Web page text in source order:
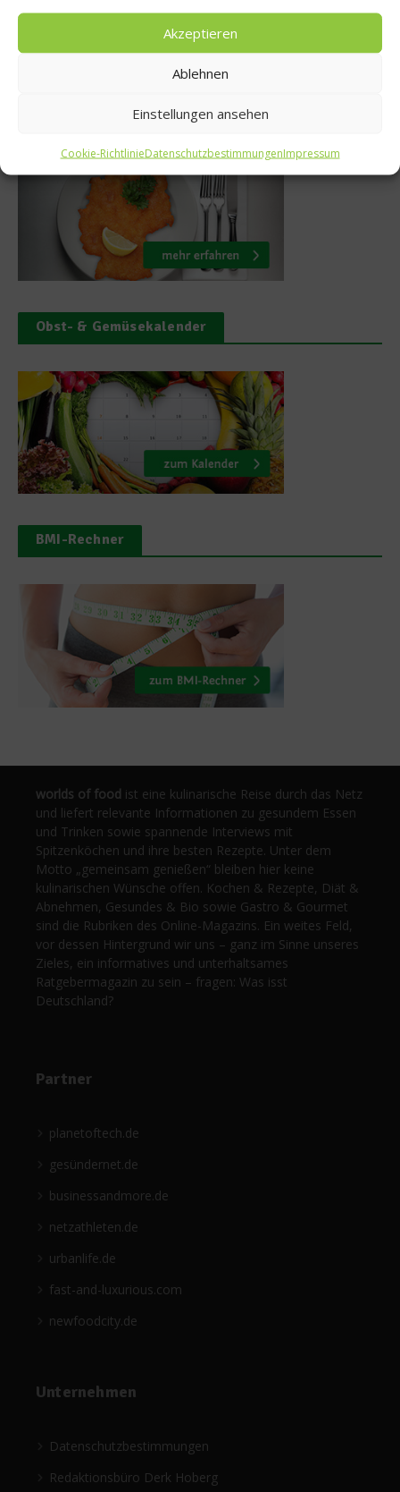
Akzeptieren
Ablehnen
Einstellungen ansehen
Cookie-RichtlinieDatenschutzbestimmungenImpressum
15. November
Was isst Deutschland
Obst- & Gemüsekalender
BMI-Rechner
worlds of food ist eine kulinarische Reise durch das Netz
und liefert relevante Informationen zu gesundem Essen
und Trinken sowie spannende Interviews mit
Spitzenköchen und ihre besten Rezepte. Unter dem
Motto „gemeinsam genießen“ bleiben hier keine
kulinarischen Wünsche offen. Kochen & Rezepte, Diät &
Abnehmen, Gesundes & Bio sowie Gastro & Gourmet
sind die Rubriken des Online-Magazins. Ein weites Feld,
vor dessen Hintergrund wir uns – ganz im Sinne unseres
Zieles, ein informatives und unterhaltsames
Ratgebermagazin zu sein – fragen: Was isst
Deutschland?
Partner
planetoftech.de
gesündernet.de
businessandmore.de
netzathleten.de
urbanlife.de
fast-and-luxurious.com
newfoodcity.de
Unternehmen
Datenschutzbestimmungen
Redaktionsbüro Derk Hoberg